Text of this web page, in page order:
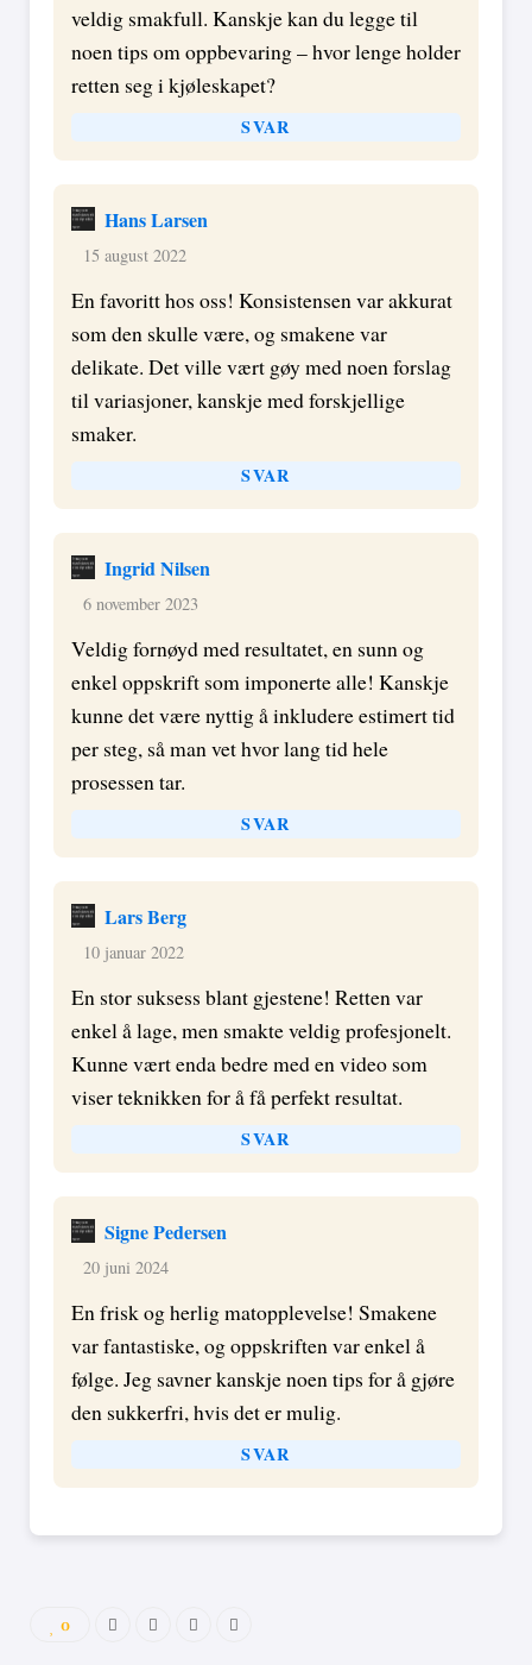
veldig smakfull. Kanskje kan du legge til
noen tips om oppbevaring – hvor lenge holder
retten seg i kjøleskapet?
SVAR
Hans Larsen
15 august 2022
En favoritt hos oss! Konsistensen var akkurat
som den skulle være, og smakene var
delikate. Det ville vært gøy med noen forslag
til variasjoner, kanskje med forskjellige
smaker.
SVAR
Ingrid Nilsen
6 november 2023
Veldig fornøyd med resultatet, en sunn og
enkel oppskrift som imponerte alle! Kanskje
kunne det være nyttig å inkludere estimert tid
per steg, så man vet hvor lang tid hele
prosessen tar.
SVAR
Lars Berg
10 januar 2022
En stor suksess blant gjestene! Retten var
enkel å lage, men smakte veldig profesjonelt.
Kunne vært enda bedre med en video som
viser teknikken for å få perfekt resultat.
SVAR
Signe Pedersen
20 juni 2024
En frisk og herlig matopplevelse! Smakene
var fantastiske, og oppskriften var enkel å
følge. Jeg savner kanskje noen tips for å gjøre
den sukkerfri, hvis det er mulig.
SVAR
0